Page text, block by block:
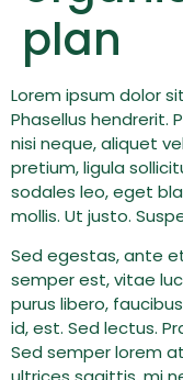
plan
Lorem ipsum dolor
Phasellus hendrerit.
nisi neque, aliquet
pretium, ligula
sodales leo, eget
mollis. Ut justo.
Sed egestas, ante
semper est, vitae
purus libero,
id, est. Sed lectus.
Sed semper lorem